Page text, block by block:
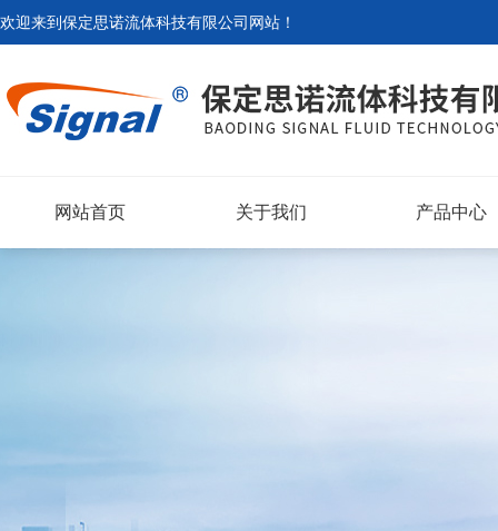
欢迎来到保定思诺流体科技有限公司网站 ！
网站首页 关于我们 产品中心